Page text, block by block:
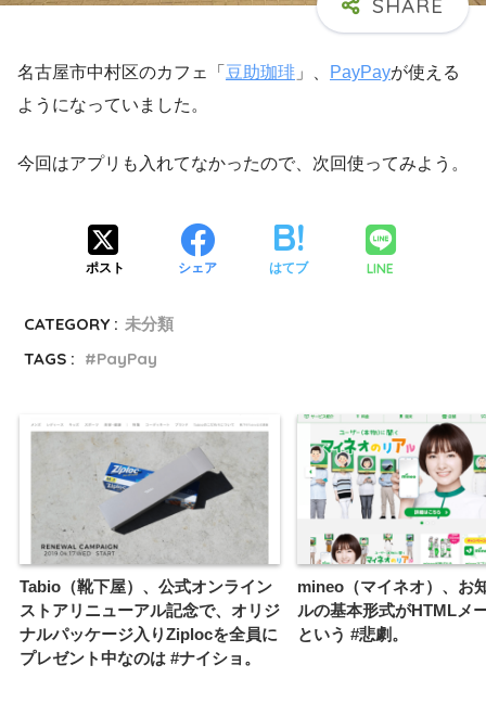
名古屋市中村区のカフェ「 豆助珈琲 」、 PayPayが使える
ようになっていました。
今回はアプリも入れてなかったので、次回使ってみよう。
ポスト シェア はてブ LINE
CATEGORY : 未分類
TAGS :
PayPay
Tabio（靴下屋）、公式オンライン
ストアリニューアル記念で、オリジ
ナルパッケージ入りZiplocを全員に
プレゼント中なのは #ナイショ。
mineo（マイネオ）、お
ルの基本形式がHTMLメ
という #悲劇。